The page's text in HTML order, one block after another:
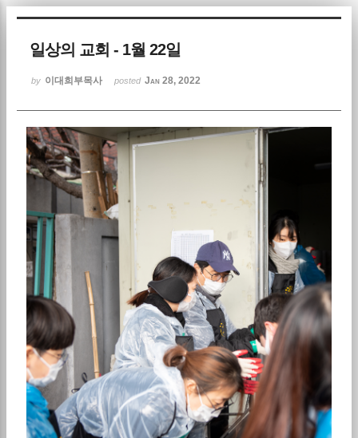
일상의 교회 - 1월 22일
by 이대희부목사 posted Jan 28, 2022
Sketchbook5, 스케치북5
Sketchbook5, 스케치북5